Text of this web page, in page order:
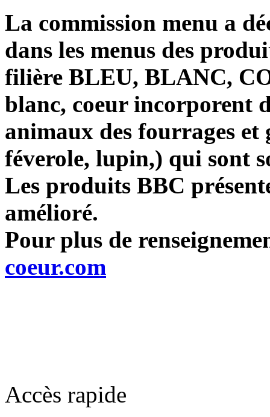
La commission menu a
dans les menus des
filière BLEU, BLANC,
blanc, coeur incorporent
animaux des fourrages
féverole, lupin,) qui sont
Les produits BBC
amélioré.
Pour plus de
coeur.com
Accès rapide